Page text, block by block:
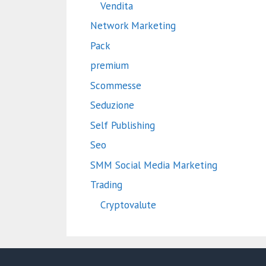
Vendita
Network Marketing
Pack
premium
Scommesse
Seduzione
Self Publishing
Seo
SMM Social Media Marketing
Trading
Cryptovalute